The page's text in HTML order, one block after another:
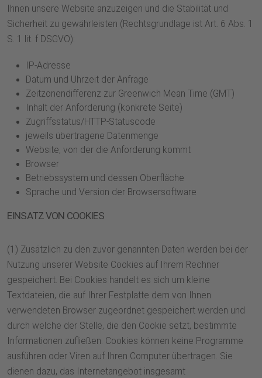
Ihnen unsere Website anzuzeigen und die Stabilität und
Sicherheit zu gewährleisten (Rechtsgrundlage ist Art. 6 Abs. 1
S. 1 lit. f DSGVO):
IP-Adresse
Datum und Uhrzeit der Anfrage
Zeitzonendifferenz zur Greenwich Mean Time (GMT)
Inhalt der Anforderung (konkrete Seite)
Zugriffsstatus/HTTP-Statuscode
jeweils übertragene Datenmenge
Website, von der die Anforderung kommt
Browser
Betriebssystem und dessen Oberfläche
Sprache und Version der Browsersoftware
EINSATZ VON COOKIES
(1) Zusätzlich zu den zuvor genannten Daten werden bei der
Nutzung unserer Website Cookies auf Ihrem Rechner
gespeichert. Bei Cookies handelt es sich um kleine
Textdateien, die auf Ihrer Festplatte dem von Ihnen
verwendeten Browser zugeordnet gespeichert werden und
durch welche der Stelle, die den Cookie setzt, bestimmte
Informationen zufließen. Cookies können keine Programme
ausführen oder Viren auf Ihren Computer übertragen. Sie
dienen dazu, das Internetangebot insgesamt